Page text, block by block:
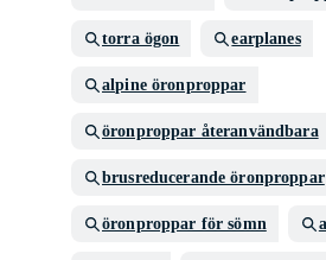
torra ögon earplanes
alpine öronproppar
öronproppar återanvändbara
brusreducerande öronproppar
öronproppar för sömn